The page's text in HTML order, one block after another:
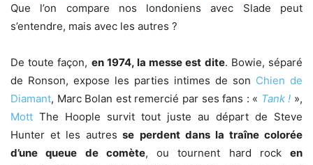
Que l’on compare nos londoniens avec Slade peut
s’entendre, mais avec les autres ?
De toute façon, en 1974, la messe est dite. Bowie, séparé
de Ronson, expose les parties intimes de son Chien de
Diamant, Marc Bolan est remercié par ses fans : « Tank ! »,
Mott The Hoople survit tout juste au départ de Steve
Hunter et les autres se perdent dans la traîne colorée
d’une queue de comète, ou tournent hard rock en